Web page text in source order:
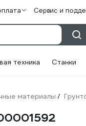
Сервис и
техника Станки
материалы /